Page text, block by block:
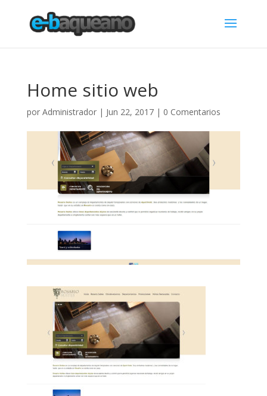
Home sitio web
por Administrador| Jun 22, 2017| 0 Comentarios